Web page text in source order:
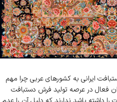
ایرانی به کشورهای عربی چرا مهم
فعال در عرصه تولید فرش دستبافت